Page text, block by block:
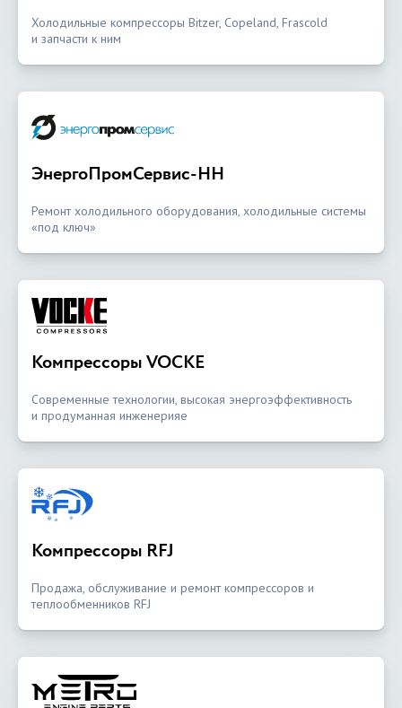
Холодильные компрессоры Bitzer, Copeland, Frascold
и запчасти к ним
ЭнергоПромСервис-НН
Ремонт холодильного оборудования, холодильные системы
«под ключ»
Компрессоры VOCKE
Современные технологии, высокая энергоэффективность
и продуманная инженерияе
Компрессоры RFJ
Продажа, обслуживание и ремонт компрессоров и
теплообменников RFJ